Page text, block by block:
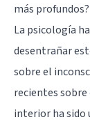
más profundos?
La psicología
desentrañar
sobre el
recientes
interior ha sido